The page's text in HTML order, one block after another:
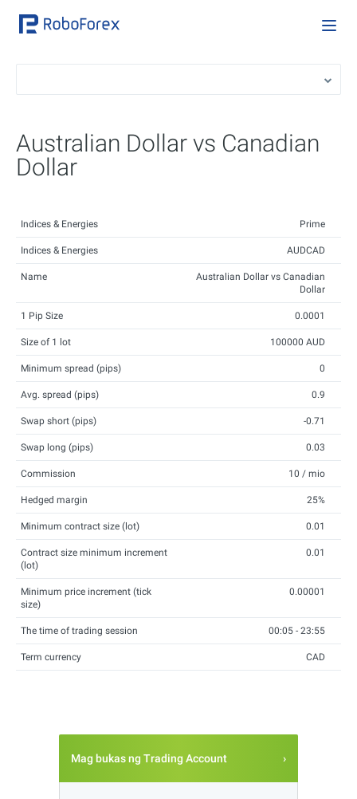
Australian Dollar vs Canadian
Dollar
Indices & Energies Prime
Indices & Energies AUDCAD
Name
Australian Dollar vs Canadian
Dollar
1 Pip Size 0.0001
Size of 1 lot 100000 AUD
Minimum spread (pips) 0
Avg. spread (pips) 0.9
Swap short (pips) -0.71
Swap long (pips) 0.03
Commission 10 / mio
Hedged margin 25%
Minimum contract size (lot) 0.01
Contract size minimum increment
(lot)
0.01
Minimum price increment (tick
size)
0.00001
The time of trading session 00:05 - 23:55
Term currency CAD
Mag bukas ng Trading Account